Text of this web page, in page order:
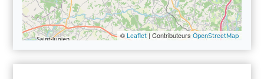
© Leaflet| Contributeurs OpenStreetMap